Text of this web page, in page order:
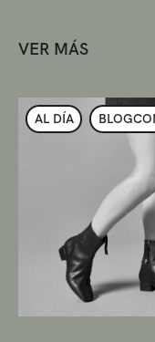
VER MÁS
AL DÍA